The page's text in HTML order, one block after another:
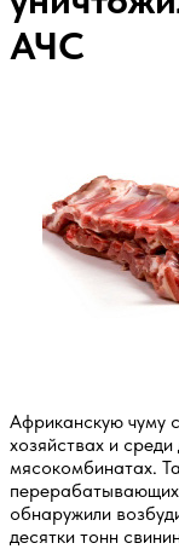
АЧС
Африканскую чуму
хозяйствах и
мясокомбинатах.
обнаружили
десятки тонн